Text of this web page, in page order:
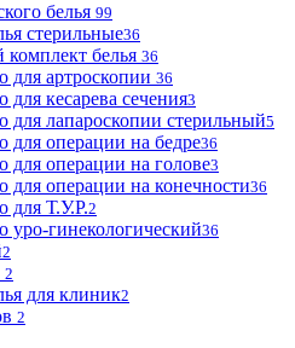
белья 99
стерильные36
белья 36
для артроскопии 36
для кесарева сечения3
для лапароскопии стерильный5
для операции на бедре36
для операции на голове3
для операции на конечности36
для Т.У.Р.2
уро-гинекологический36
2
2
для клиник2
2